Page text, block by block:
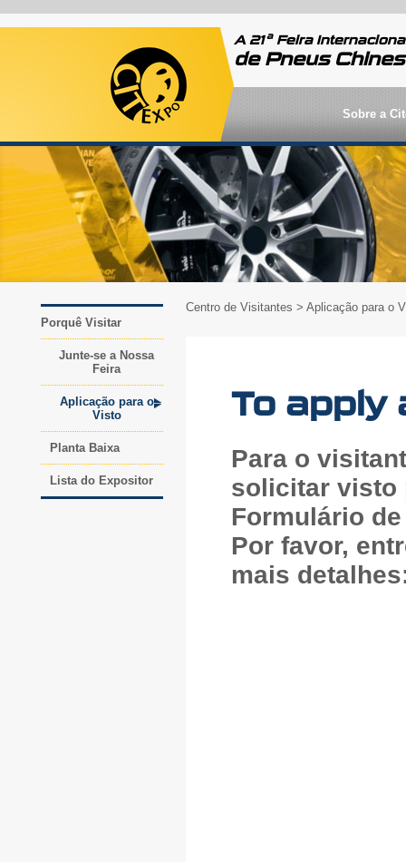
A 21aFeira
de Pneus
Sobre a
Porquê Visitar
Junte-se a Nossa
Feira
Aplicação para o
Visto
Planta Baixa
Lista do Expositor
Centro de Visitantes > Aplicação para o
To apply
Para o
solicitar visto
Formulário
Por favor,
mais